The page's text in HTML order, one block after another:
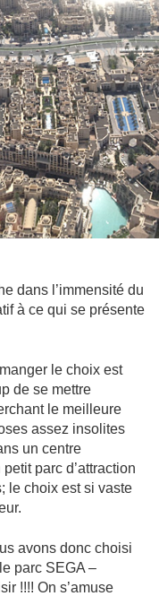
dans l’immensité du
à ce qui se présente
le choix est
de se mettre
le meilleure
assez insolites
un centre
parc d’attraction
le choix est si vaste
avons donc choisi
parc SEGA –
!!!! On s’amuse